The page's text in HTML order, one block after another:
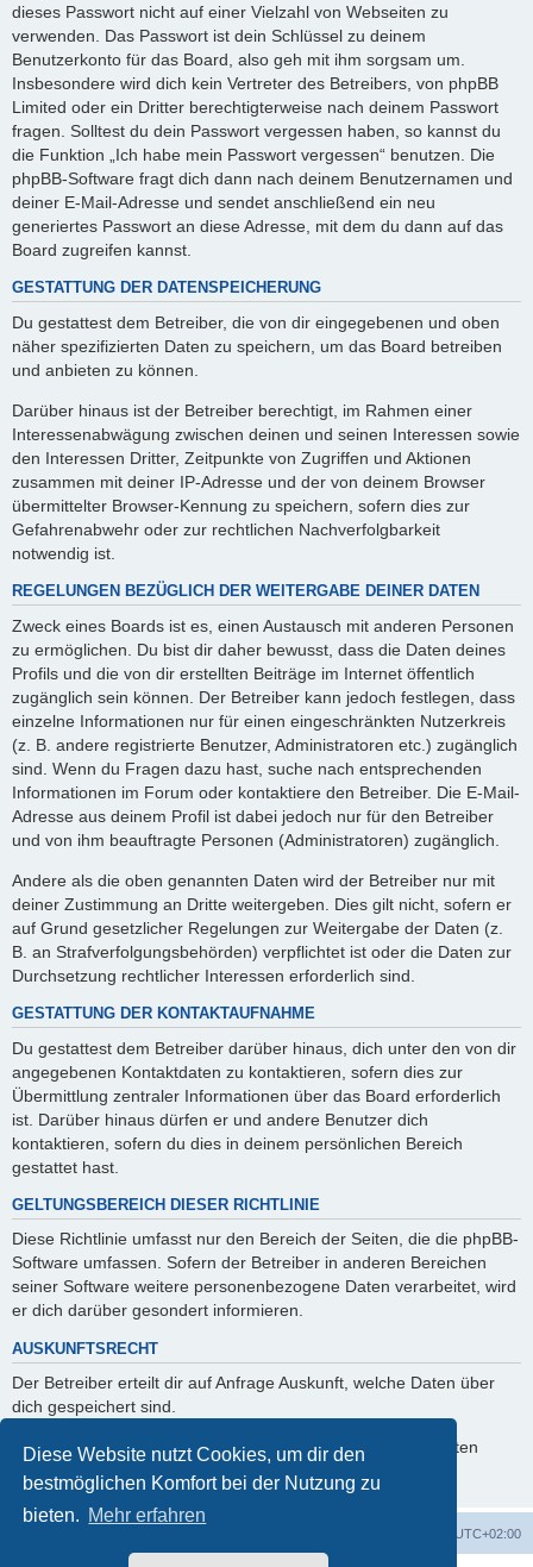
Diese Website nutzt Cookies, um dir den
bestmöglichen Komfort bei der Nutzung zu
bieten. Mehr erfahren
dieses Passwort nicht auf einer Vielzahl von Webseiten zu
verwenden. Das Passwort ist dein Schlüssel zu deinem
Benutzerkonto für das Board, also geh mit ihm sorgsam um.
Insbesondere wird dich kein Vertreter des Betreibers, von phpBB
Limited oder ein Dritter berechtigterweise nach deinem Passwort
fragen. Solltest du dein Passwort vergessen haben, so kannst du
die Funktion „Ich habe mein Passwort vergessen“ benutzen. Die
phpBB-Software fragt dich dann nach deinem Benutzernamen und
deiner E-Mail-Adresse und sendet anschließend ein neu
generiertes Passwort an diese Adresse, mit dem du dann auf das
Board zugreifen kannst.
GESTATTUNG DER DATENSPEICHERUNG
Du gestattest dem Betreiber, die von dir eingegebenen und oben
näher spezifizierten Daten zu speichern, um das Board betreiben
und anbieten zu können.
Darüber hinaus ist der Betreiber berechtigt, im Rahmen einer
Interessenabwägung zwischen deinen und seinen Interessen sowie
den Interessen Dritter, Zeitpunkte von Zugriffen und Aktionen
zusammen mit deiner IP-Adresse und der von deinem Browser
übermittelter Browser-Kennung zu speichern, sofern dies zur
Gefahrenabwehr oder zur rechtlichen Nachverfolgbarkeit
notwendig ist.
REGELUNGEN BEZÜGLICH DER WEITERGABE DEINER DATEN
Zweck eines Boards ist es, einen Austausch mit anderen Personen
zu ermöglichen. Du bist dir daher bewusst, dass die Daten deines
Profils und die von dir erstellten Beiträge im Internet öffentlich
zugänglich sein können. Der Betreiber kann jedoch festlegen, dass
einzelne Informationen nur für einen eingeschränkten Nutzerkreis
(z. B. andere registrierte Benutzer, Administratoren etc.) zugänglich
sind. Wenn du Fragen dazu hast, suche nach entsprechenden
Informationen im Forum oder kontaktiere den Betreiber. Die E-Mail-
Adresse aus deinem Profil ist dabei jedoch nur für den Betreiber
und von ihm beauftragte Personen (Administratoren) zugänglich.
Andere als die oben genannten Daten wird der Betreiber nur mit
deiner Zustimmung an Dritte weitergeben. Dies gilt nicht, sofern er
auf Grund gesetzlicher Regelungen zur Weitergabe der Daten (z.
B. an Strafverfolgungsbehörden) verpflichtet ist oder die Daten zur
Durchsetzung rechtlicher Interessen erforderlich sind.
GESTATTUNG DER KONTAKTAUFNAHME
Du gestattest dem Betreiber darüber hinaus, dich unter den von dir
angegebenen Kontaktdaten zu kontaktieren, sofern dies zur
Übermittlung zentraler Informationen über das Board erforderlich
ist. Darüber hinaus dürfen er und andere Benutzer dich
kontaktieren, sofern du dies in deinem persönlichen Bereich
gestattet hast.
GELTUNGSBEREICH DIESER RICHTLINIE
Diese Richtlinie umfasst nur den Bereich der Seiten, die die phpBB-
Software umfassen. Sofern der Betreiber in anderen Bereichen
seiner Software weitere personenbezogene Daten verarbeitet, wird
er dich darüber gesondert informieren.
AUSKUNFTSRECHT
Der Betreiber erteilt dir auf Anfrage Auskunft, welche Daten über
dich gespeichert sind.
Du kannst jederzeit die Löschung bzw. Sperrung deiner Daten
verlangen. Kontaktiere hierzu bitte den Betreiber.
UTC+02:00